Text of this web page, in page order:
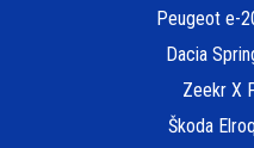
Peugeot e-
Dacia
Zeekr X
Škoda